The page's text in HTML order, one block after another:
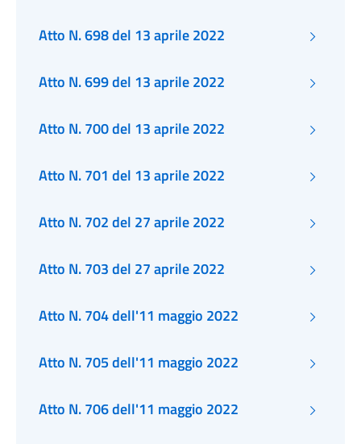
Atto N. 698 del 13 aprile 2022
Atto N. 699 del 13 aprile 2022
Atto N. 700 del 13 aprile 2022
Atto N. 701 del 13 aprile 2022
Atto N. 702 del 27 aprile 2022
Atto N. 703 del 27 aprile 2022
Atto N. 704 dell'11 maggio 2022
Atto N. 705 dell'11 maggio 2022
Atto N. 706 dell'11 maggio 2022